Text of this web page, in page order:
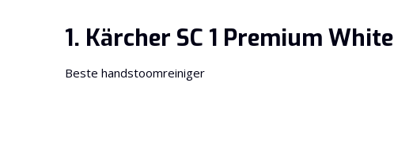
1. Kärcher SC 1 Premium White
Beste handstoomreiniger